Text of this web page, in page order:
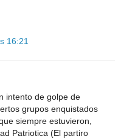
16:21
intento de golpe de
grupos enquistados
siempre estuvieron,
Patriotica (El partiro